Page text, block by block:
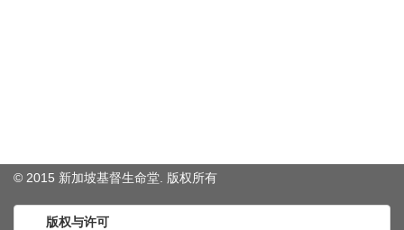
© 2015 新加坡基督生命堂. 版权所有
版权与许可